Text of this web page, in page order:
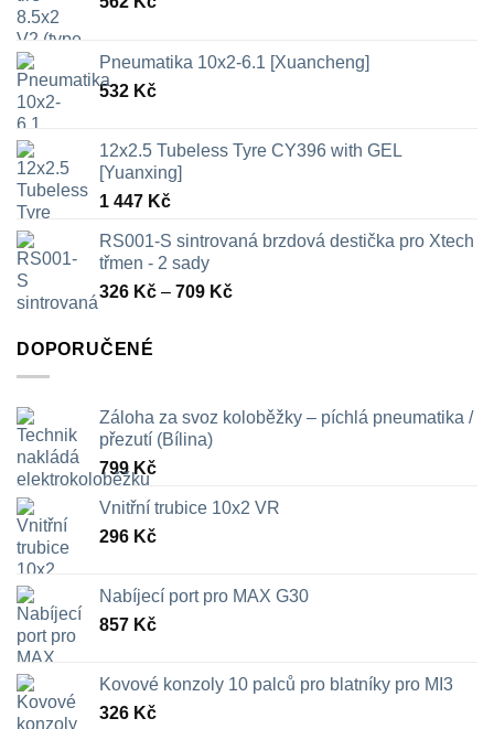
Pneumatika 10x2-6.1 [Xuancheng]
532 Kč
12x2.5 Tubeless Tyre CY396 with GEL
[Yuanxing]
1 447 Kč
RS001-S sintrovaná brzdová destička pro Xtech
třmen - 2 sady
326 Kč – 709 KčRozpětí
DOPORUČENÉ
Záloha za svoz koloběžky – píchlá pneumatika /
přezutí (Bílina)
799Kč
Vnitřní trubice 10x2 VR
296 Kč
Nabíjecí port pro MAX G30
857 Kč
Kovové konzoly 10 palců pro blatníky pro MI3
326 Kč